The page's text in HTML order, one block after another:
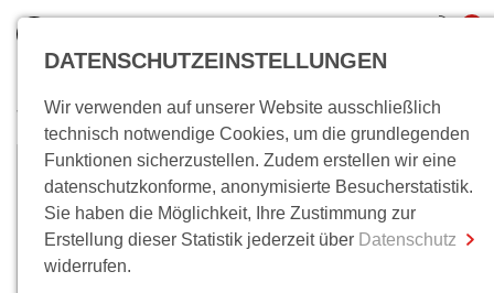
inkl. MwSt.
0,00 €
Zum Warenkorb Zur Kasse
Wo bin ich?
Philipp Sarasin
Philipp Sarasin, Prof. Dr. phil., ist Ordinarius für
Geschichte der Neuzeit und Schweizer Geschichte
an der Forschungsstelle für Sozial- und
DATENSCHUTZEINSTELLUNGEN
Wir verwenden auf unserer Website ausschließlich
technisch notwendige Cookies, um die grundlegenden
Funktionen sicherzustellen. Zudem erstellen wir eine
datenschutzkonforme, anonymisierte Besucherstatistik.
Sie haben die Möglichkeit, Ihre Zustimmung zur
Erstellung dieser Statistik jederzeit über Datenschutz
widerrufen.